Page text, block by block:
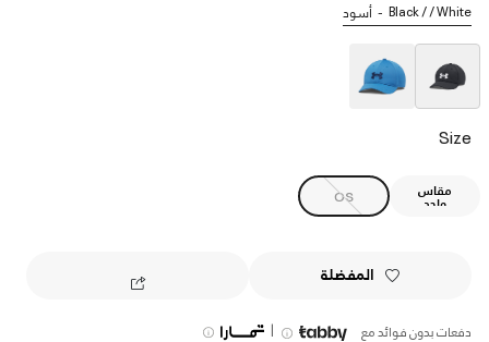
Black / / White أسود
Size
مقاس
واحد OS
المفضلة
دفعات بدون فوائد مع |